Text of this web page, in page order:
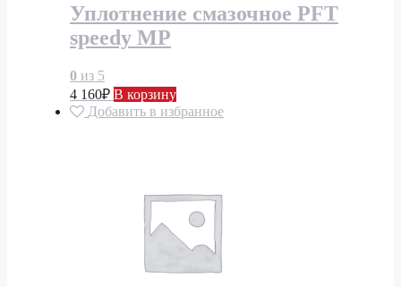
Уплотнение смазочное PFT
speedy MP
0 из 5
4 160₽ В корзину
Добавить в избранное